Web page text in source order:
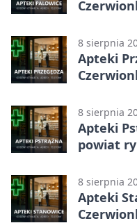
otwarcia
8 sierpnia
Apteki
otwarcia
8 sierpnia
Apteki
powiat
8 sierpnia
Apteki